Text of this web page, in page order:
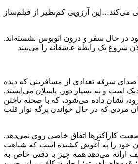
آرزویی کم‌نظیر از فیلم‌ساز
زندگی می‌کند و به همراه مادر خود در حال سفر و درون اتوبوس نشسته‌اند.
سرفه تعدادی از مسافرینی که دیده
است و نه بسیار دور. یاسلاِن می‌ایستد.
نشان داده می‌شود، که با صحنه تاختن
مردی که در حال خواندن برگه نوار قلب
کاراکترها اتفاق خاصی روی نمی‌دهد.
کودکان خود را به آغوش کشیده است که شباهت
ارائه می‌دهد همه چیز با دقتی خاص به